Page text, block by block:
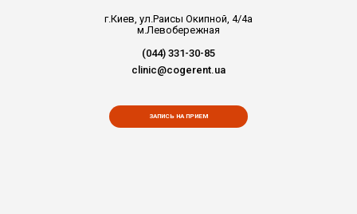
г.Киев, ул.Раисы Окипной, 4/4а
м.Левобережная
(044) 331-30-85
clinic@cogerent.ua
ЗАПИСЬ НА ПРИЕМ